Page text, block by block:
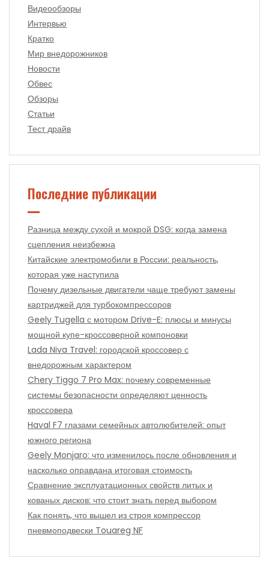
Видеообзоры
Интервью
Кратко
Мир внедорожников
Новости
Обвес
Обзоры
Статьи
Тест драйв
Последние публикации
Разница между сухой и мокрой DSG: когда замена
сцепления неизбежна
Китайские электромобили в России: реальность,
которая уже наступила
Почему дизельные двигатели чаще требуют замены
картриджей для турбокомпрессоров
Geely Tugella с мотором Drive-E: плюсы и минусы
мощной купе-кроссоверной компоновки
Lada Niva Travel: городской кроссовер с
внедорожным характером
Chery Tiggo 7 Pro Max: почему современные
системы безопасности определяют ценность
кроссовера
Haval F7 глазами семейных автолюбителей: опыт
южного региона
Geely Monjaro: что изменилось после обновления и
насколько оправдана итоговая стоимость
Сравнение эксплуатационных свойств литых и
кованых дисков: что стоит знать перед выбором
Как понять, что вышел из строя компрессор
пневмоподвески Touareg NF